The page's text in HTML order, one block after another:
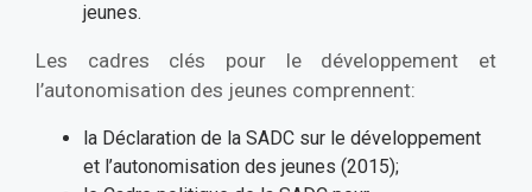
jeunes.
Les cadres clés pour le développement et
l’autonomisation des jeunes comprennent:
la Déclaration de la SADC sur le développement
et l’autonomisation des jeunes (2015);